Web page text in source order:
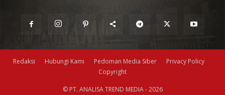
Redaksi Hubungi Kami Pedoman Media Siber
Privacy Policy
Copyright
© PT. ANALISA TREND MEDIA - 2026